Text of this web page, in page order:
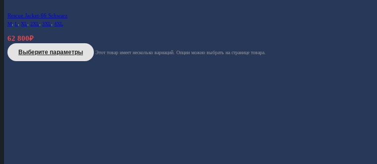
Rescue Jacket-66 Schwarz
M,L,XL,2XL,3XL,4XL
62 800₽
Выберите параметры Этот товар имеет несколько вариаций. Опции можно выбрать на странице товара.